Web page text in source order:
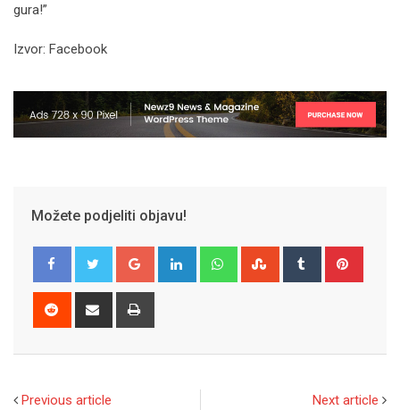
gura!”
Izvor: Facebook
Možete podjeliti objavu!
Google+ LinkedIn WhatsappStumbleUpon
Tumblr
Reddit
Share
Previous article Next article